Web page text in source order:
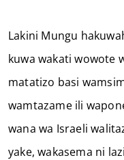
Lakini Mungu
kuwa wakati wowote
matatizo basi
wamtazame ili
wana wa Israeli
yake, wakasema ni